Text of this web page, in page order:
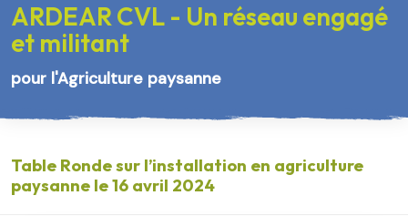
ARDEAR CVL - Un réseau engagé
et militant
pour l'Agriculture paysanne
Table Ronde sur l’installation en agriculture
paysanne le 16 avril 2024